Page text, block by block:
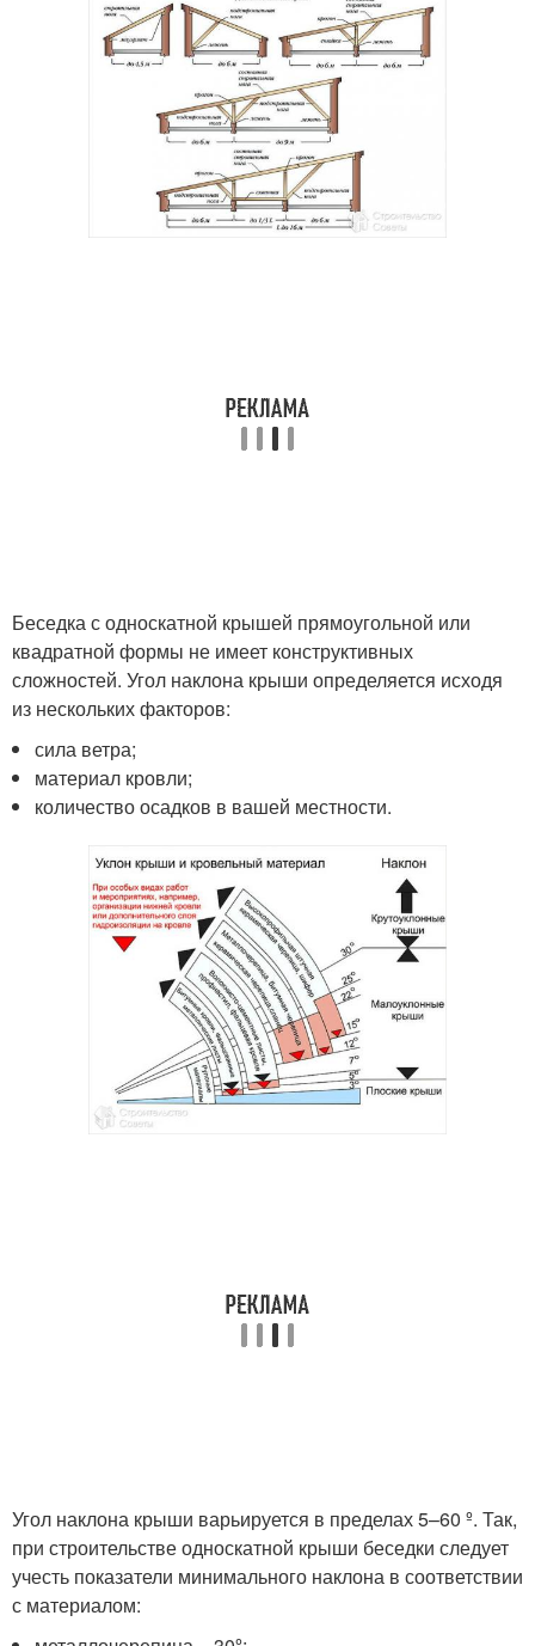
Беседка с односкатной крышей прямоугольной или
квадратной формы не имеет конструктивных
сложностей. Угол наклона крыши определяется исходя
из нескольких факторов:
сила ветра;
материал кровли;
количество осадков в вашей местности.
Угол наклона крыши варьируется в пределах 5–60 º. Так,
при строительстве односкатной крыши беседки следует
учесть показатели минимального наклона в соответствии
с материалом: